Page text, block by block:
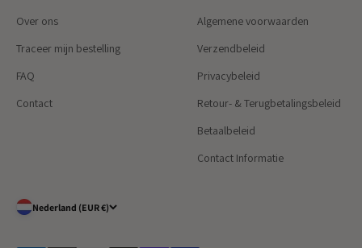
Over ons
Traceer mijn bestelling
FAQ
Contact
Algemene voorwaarden
Verzendbeleid
Privacybeleid
Retour- & Terugbetalingsbeleid
Betaalbeleid
Contact Informatie
Nederland (EUR €)